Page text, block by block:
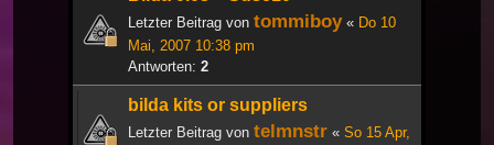
Letzter Beitrag von tommiboy« Do 10
Mai, 2007 10:38 pm
Antworten: 2
bilda kits or suppliers
Letzter Beitrag von telmnstr « So 15 Apr,